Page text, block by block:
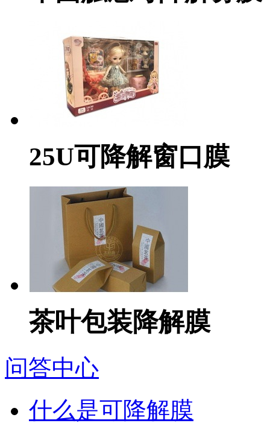
25U可降解窗口膜
茶叶包装降解膜
问答中心
什么是可降解膜